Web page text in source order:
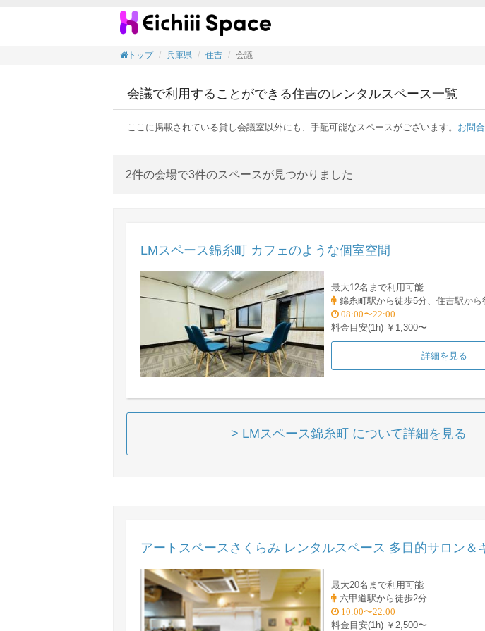
会議の目的で利用できる住吉駅
トップ 兵庫県 住吉 会議
会議で利用することができる住吉のレンタルスペース一覧
ここに掲載されている貸し会議室以外にも、手配可能なスペースがございます。 お問
2件の会場で3件のスペースが見つかりました
LMスペース錦糸町 カフェのような個室空間
最大12名まで利用可能
錦糸町駅から徒歩5分、住吉駅から
08:00〜22:00
料金目安(1h) ￥1,300〜
詳細を見る
> LMスペース錦糸町 について詳細を見る
アートスペースさくらみ レンタルスペース 多目的サロン＆
最大20名まで利用可能
六甲道駅から徒歩2分
10:00〜22:00
料金目安(1h) ￥2,500〜